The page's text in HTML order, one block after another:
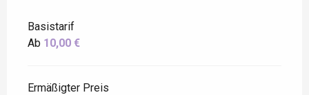
Basistarif
Ab 10,00 €
Ermäßigter Preis